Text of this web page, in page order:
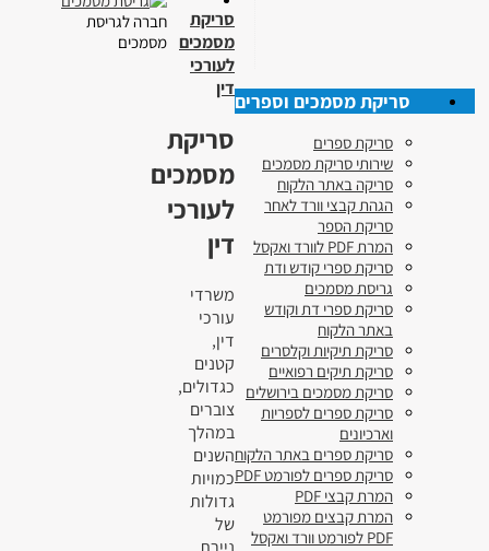
סריקת
מסמכים
לעורכי
דין
סריקת
מסמכים
לעורכי
דין
משרדי
עורכי
דין,
קטנים
כגדולים,
צוברים
במהלך
השנים
כמויות
גדולות
של
חברה לגריסת
מסמכים
סריקת מסמכים וספרים
סריקת ספרים
שירותי סריקת מסמכים
סריקה באתר הלקוח
הגהת קבצי וורד לאחר
סריקת הספר
המרת PDF לוורד ואקסל
סריקת ספרי קודש ודת
גריסת מסמכים
סריקת ספרי דת וקודש
באתר הלקוח
סריקת תיקיות וקלסרים
סריקת תיקים רפואיים
סריקת מסמכים בירושלים
סריקת ספרים לספריות
וארכיונים
סריקת ספרים באתר הלקוח
סריקת ספרים לפורמט PDF
המרת קבצי PDF
המרת קבצים מפורמט
PDF לפורמט וורד ואקסל